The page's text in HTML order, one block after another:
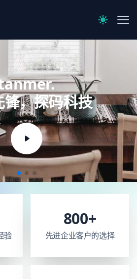
Switch
锋，探码科技
验
800+
先进企业客户的选择